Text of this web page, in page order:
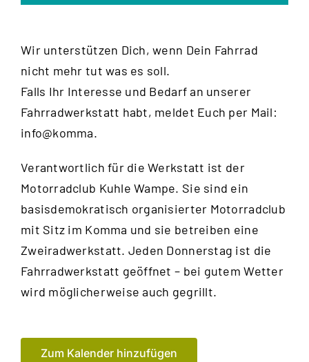
Wir unterstützen Dich, wenn Dein Fahrrad
nicht mehr tut was es soll.
Falls Ihr Interesse und Bedarf an unserer
Fahrradwerkstatt habt, meldet Euch per Mail:
info@komma.
Verantwortlich für die Werkstatt ist der
Motorradclub Kuhle Wampe. Sie sind ein
basisdemokratisch organisierter Motorradclub
mit Sitz im Komma und sie betreiben eine
Zweiradwerkstatt. Jeden Donnerstag ist die
Fahrradwerkstatt geöffnet – bei gutem Wetter
wird möglicherweise auch gegrillt.
Zum Kalender hinzufügen